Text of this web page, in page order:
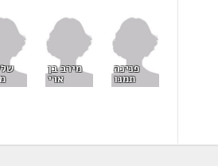
פנינה
תמנו
מירב בן
ארי